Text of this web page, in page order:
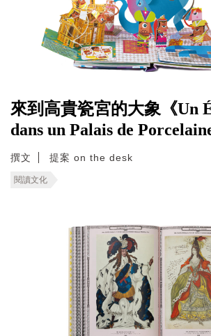
來到高貴瓷宮的大象《Un
dans un Palais de Porcelaine
撰文 提案 on the desk
閱讀文化